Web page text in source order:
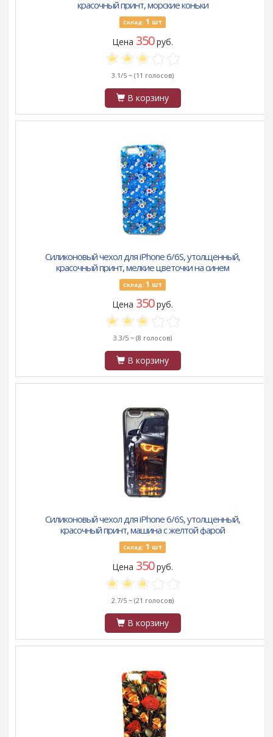
красочный принт, морские коньки
Склад: 1 шт
Цена 350руб.
3.1/5 ~ (11 голосов)
В корзину
Силиконовый чехол для iPhone 6/6S, утолщенный,
красочный принт, мелкие цветочки на синем
Склад: 1 шт
Цена 350руб.
3.3/5 ~ (8 голосов)
В корзину
Силиконовый чехол для iPhone 6/6S, утолщенный,
красочный принт, машина с желтой фарой
Склад: 1 шт
Цена 350руб.
2.7/5 ~ (21 голосов)
В корзину